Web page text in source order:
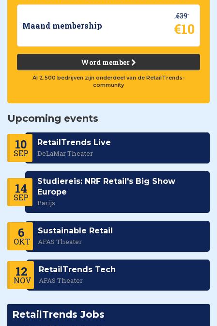
Maand membership
€39
€10
Word member
Al 2.500 bedrijven zijn onderdeel van de RetailTrends-
community
Upcoming events
10
SEP
RetailTrends Live
DeLaMar Theater
14
SEP
Studiereis: NRF Retail's Big Show
Europe
Parijs
6
OKT
Sustainable Retail
AFAS Theater
12
NOV
RetailTrends Tech
AFAS Theater
RetailTrends Jobs